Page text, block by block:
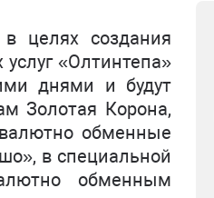
целях создания
«Олтинтепа»
днями и будут
Золотая Корона,
обменные
в специальной
обменным